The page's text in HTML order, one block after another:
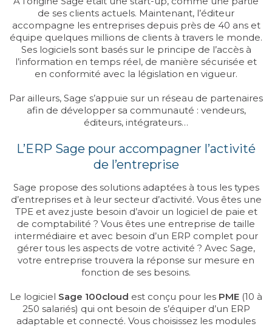
de ses clients actuels. Maintenant, l’éditeur
accompagne les entreprises depuis près de 40 ans et
équipe quelques millions de clients à travers le monde.
Ses logiciels sont basés sur le principe de l’accès à
l’information en temps réel, de manière sécurisée et
en conformité avec la législation en vigueur.
Par ailleurs, Sage s’appuie sur un réseau de partenaires
afin de développer sa communauté : vendeurs,
éditeurs, intégrateurs…
L’ERP Sage pour accompagner l’activité
de l’entreprise
Sage propose des solutions adaptées à tous les types
d’entreprises et à leur secteur d’activité. Vous êtes une
TPE et avez juste besoin d’avoir un logiciel de paie et
de comptabilité ? Vous êtes une entreprise de taille
intermédiaire et avec besoin d’un ERP complet pour
gérer tous les aspects de votre activité ? Avec Sage,
votre entreprise trouvera la réponse sur mesure en
fonction de ses besoins.
Le logiciel Sage 100cloud est conçu pour les PME (10 à
250 salariés) qui ont besoin de s’équiper d’un ERP
adaptable et connecté. Vous choisissez les modules